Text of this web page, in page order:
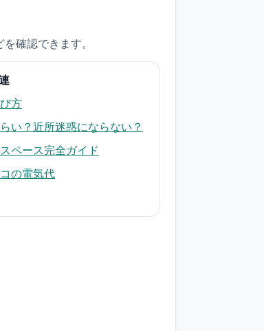
確認できます。
方
い？近所迷惑にならない？
ペース完全ガイド
の電気代